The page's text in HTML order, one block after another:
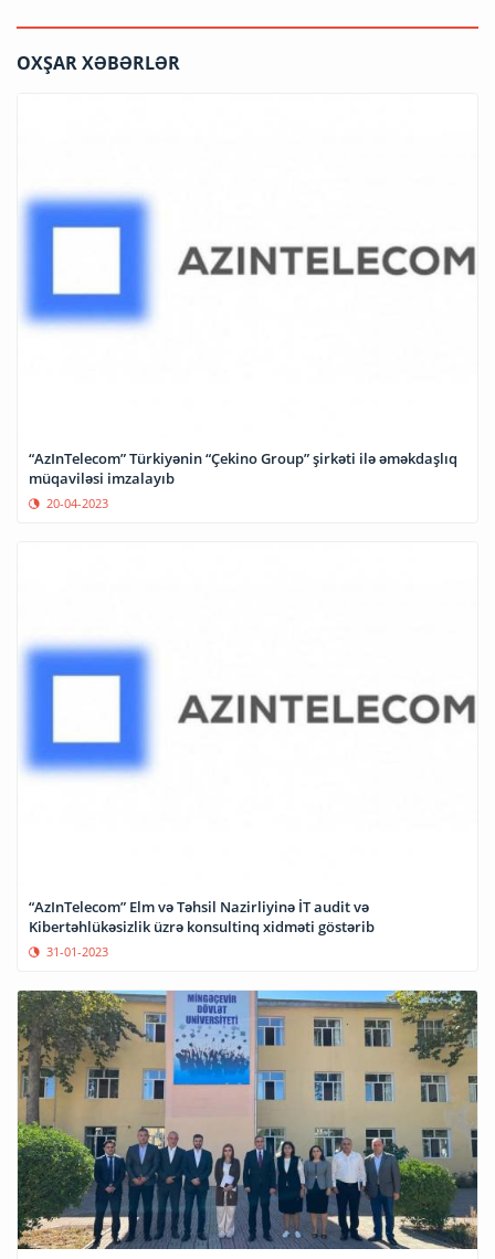
OXŞAR XƏBƏRLƏR
“AzInTelecom” Türkiyənin “Çekino Group” şirkəti ilə əməkdaşlıq
müqaviləsi imzalayıb
20-04-2023
“AzInTelecom” Elm və Təhsil Nazirliyinə İT audit və
Kibertəhlükəsizlik üzrə konsultinq xidməti göstərib
31-01-2023